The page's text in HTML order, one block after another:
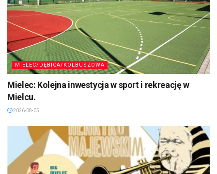
MIELEC/DĘBICA/KOLBUSZOWA
Mielec: Kolejna inwestycja w sport i rekreację w
Mielcu.
2026-08-05